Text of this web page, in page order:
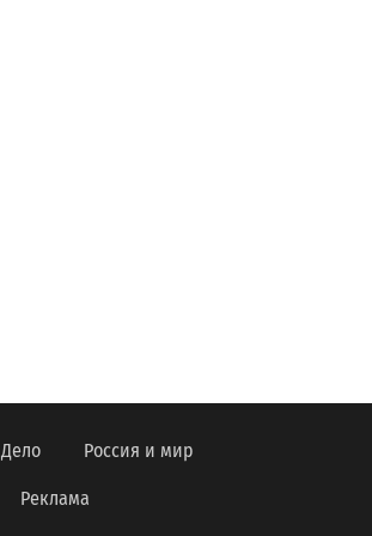
Дело Россия и мир
Реклама